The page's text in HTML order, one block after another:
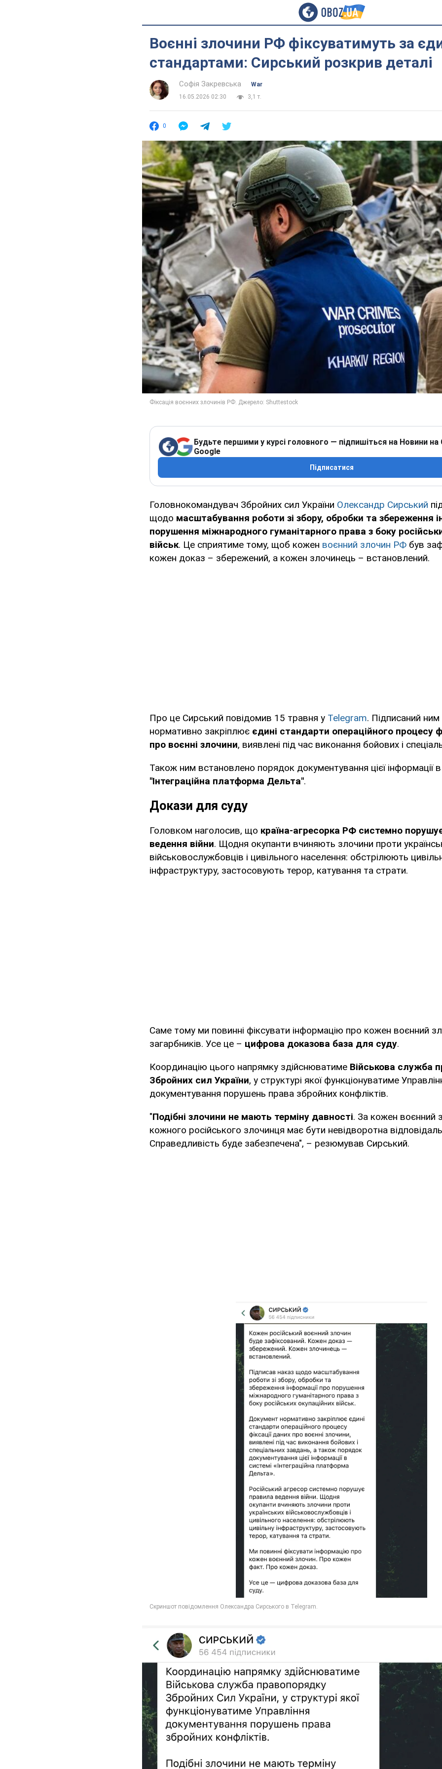
Воєнні злочини РФ фіксуватимуть за
стандартами: Сирський розкрив деталі
Софія Закревська
War
16.05.2026 02:30
3,1 т.
0
Будьте першими у курсі головного — підпишіться на Новини на
Google
Підписатися
Головнокомандувач Збройних сил України Олександр Сирський
щодо масштабування роботи зі збору, обробки та збереження
порушення міжнародного гуманітарного права з боку
військ. Це сприятиме тому, щоб кожен воєнний злочин РФ був
кожен доказ – збережений, а кожен злочинець – встановлений.
Про це Сирський повідомив 15 травня у Telegram. Підписаний
нормативно закріплює єдині стандарти операційного процесу
про воєнні злочини, виявлені під час виконання бойових і
Також ним встановлено порядок документування цієї інформації в
"Інтеграційна платформа Дельта".
Докази для суду
Головком наголосив, що країна-агресорка РФ системно
ведення війни. Щодня окупанти вчиняють злочини проти
військовослужбовців і цивільного населення: обстрілюють
інфраструктуру, застосовують терор, катування та страти.
Саме тому ми повинні фіксувати інформацію про кожен воєнний
загарбників. Усе це – цифрова доказова база для суду.
Координацію цього напрямку здійснюватиме Військова служба
Збройних сил України, у структурі якої функціонуватиме
документування порушень права збройних конфліктів.
"Подібні злочини не мають терміну давності. За кожен воєнний
кожного російського злочинця має бути невідворотна
Справедливість буде забезпечена", – резюмував Сирський.